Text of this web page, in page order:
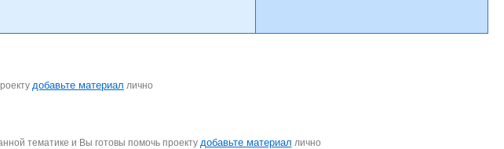
добавьте материал лично
тематике и Вы готовы помочь проекту добавьте материал лично